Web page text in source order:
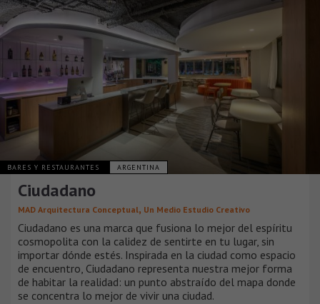
BARES Y RESTAURANTES ARGENTINA
Ciudadano
MAD Arquitectura Conceptual, Un Medio Estudio Creativo
Ciudadano es una marca que fusiona lo mejor del espíritu
cosmopolita con la calidez de sentirte en tu lugar, sin
importar dónde estés. Inspirada en la ciudad como espacio
de encuentro, Ciudadano representa nuestra mejor forma
de habitar la realidad: un punto abstraído del mapa donde
se concentra lo mejor de vivir una ciudad.